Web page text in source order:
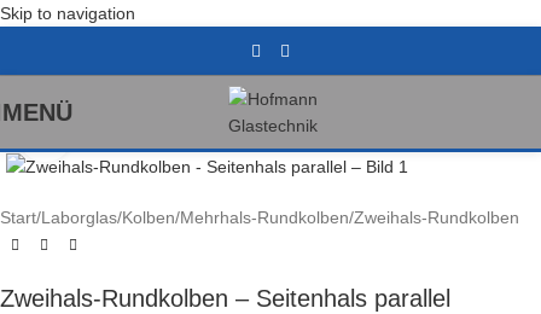
Skip to navigation
MENÜ
Klick zum Vergrößern
Start/Laborglas/Kolben/Mehrhals-Rundkolben/Zweihals-Rundkolben
Zweihals-Rundkolben – Seitenhals parallel